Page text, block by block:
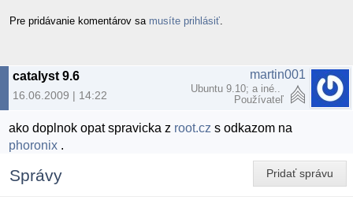
Pre pridávanie komentárov sa musíte prihlásiť
catalyst 9.6
16.06.2009 | 14:22
martin001
Ubuntu 9.10; a iné..
Používateľ
ako doplnok opat spravicka z root.cz s odkazom na
phoronix .
Pridať správu
Správy